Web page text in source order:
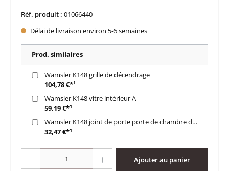
Réf. produit : 01066440
Délai de livraison environ 5-6 semaines
Prod. similaires
Wamsler K148 grille de décendrage
104,78 €*¹
Wamsler K148 vitre intérieur A
59,19 €*¹
Wamsler K148 joint de porte porte de chambre de combustion
32,47 €*¹
Ajouter au panier